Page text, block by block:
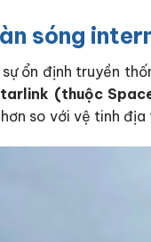
sóng
ổn định truyền
(thuộc
so với vệ tinh địa